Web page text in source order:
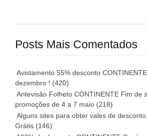
Posts Mais Comentados
Avistamento 55% desconto
dezembro ! (420)
Antevisão Folheto CONTINENTE Fim de
promoções de 4 a 7 maio (218)
Alguns sites para obter vales de
Grátis (146)